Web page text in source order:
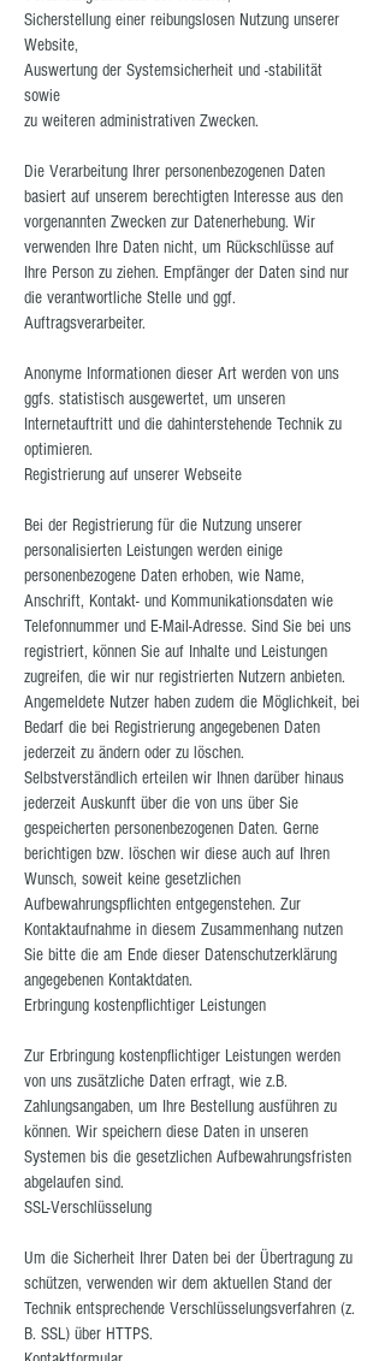
Sicherstellung einer reibungslosen Nutzung unserer
Website,
Auswertung der Systemsicherheit und -stabilität
sowie
zu weiteren administrativen Zwecken.
Die Verarbeitung Ihrer personenbezogenen Daten
basiert auf unserem berechtigten Interesse aus den
vorgenannten Zwecken zur Datenerhebung. Wir
verwenden Ihre Daten nicht, um Rückschlüsse auf
Ihre Person zu ziehen. Empfänger der Daten sind nur
die verantwortliche Stelle und ggf.
Auftragsverarbeiter.
Anonyme Informationen dieser Art werden von uns
ggfs. statistisch ausgewertet, um unseren
Internetauftritt und die dahinterstehende Technik zu
optimieren.
Registrierung auf unserer Webseite
Bei der Registrierung für die Nutzung unserer
personalisierten Leistungen werden einige
personenbezogene Daten erhoben, wie Name,
Anschrift, Kontakt- und Kommunikationsdaten wie
Telefonnummer und E-Mail-Adresse. Sind Sie bei uns
registriert, können Sie auf Inhalte und Leistungen
zugreifen, die wir nur registrierten Nutzern anbieten.
Angemeldete Nutzer haben zudem die Möglichkeit, bei
Bedarf die bei Registrierung angegebenen Daten
jederzeit zu ändern oder zu löschen.
Selbstverständlich erteilen wir Ihnen darüber hinaus
jederzeit Auskunft über die von uns über Sie
gespeicherten personenbezogenen Daten. Gerne
berichtigen bzw. löschen wir diese auch auf Ihren
Wunsch, soweit keine gesetzlichen
Aufbewahrungspflichten entgegenstehen. Zur
Kontaktaufnahme in diesem Zusammenhang nutzen
Sie bitte die am Ende dieser Datenschutzerklärung
angegebenen Kontaktdaten.
Erbringung kostenpflichtiger Leistungen
Zur Erbringung kostenpflichtiger Leistungen werden
von uns zusätzliche Daten erfragt, wie z.B.
Zahlungsangaben, um Ihre Bestellung ausführen zu
können. Wir speichern diese Daten in unseren
Systemen bis die gesetzlichen Aufbewahrungsfristen
abgelaufen sind.
SSL-Verschlüsselung
Um die Sicherheit Ihrer Daten bei der Übertragung zu
schützen, verwenden wir dem aktuellen Stand der
Technik entsprechende Verschlüsselungsverfahren (z.
B. SSL) über HTTPS.